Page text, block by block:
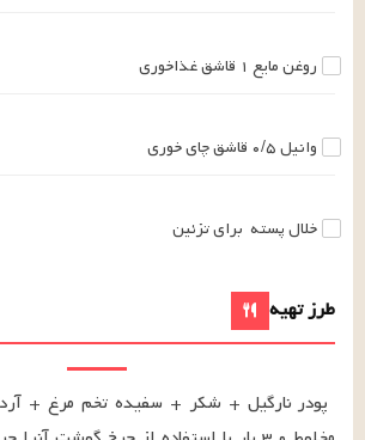
روغن مایع ۱ قاشق غذاخوری
وانیل۰/۵ قاشق چای خوری
خلال پسته برای تزئین
طرز تهیه